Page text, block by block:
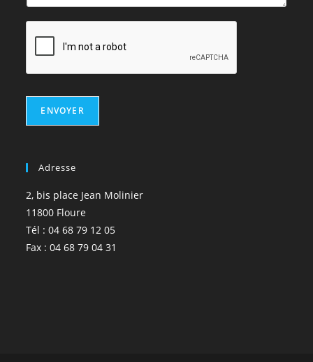
ENVOYER
Adresse
2, bis place Jean Molinier
11800 Floure
Tél : 04 68 79 12 05
Fax : 04 68 79 04 31